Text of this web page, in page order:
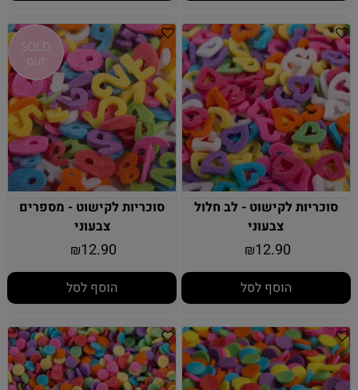
סוכריות לקישוט - לב חלול
צבעוני
₪12.90
הוסף לסל
סוכריות לקישוט - מספרים
צבעוני
₪12.90
הוסף לסל